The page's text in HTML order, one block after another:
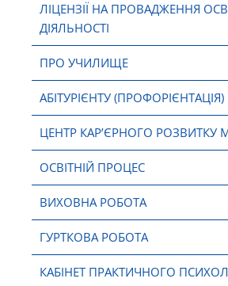
ЛІЦЕНЗІЇ НА ПРОВАДЖЕННЯ
ДІЯЛЬНОСТІ
ПРО УЧИЛИЩЕ
АБІТУРІЄНТУ (ПРОФОРІЄНТАЦІЯ)
ЦЕНТР КАР’ЄРНОГО РОЗВИТКУ
ОСВІТНІЙ ПРОЦЕС
ВИХОВНА РОБОТА
ГУРТКОВА РОБОТА
КАБІНЕТ ПРАКТИЧНОГО